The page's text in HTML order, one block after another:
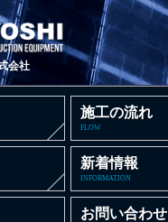
会社
施工の流れ
FLOW
新着情報
INFORMATION
お問い合わせ